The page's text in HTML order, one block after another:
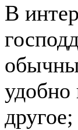
В
удобно
другое;